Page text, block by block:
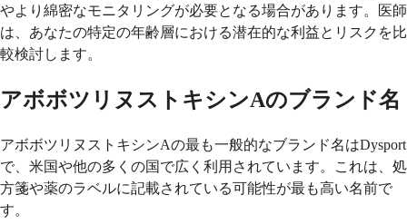
やより綿密なモニタリングが必要となる場合があります。医師
は、あなたの特定の年齢層における潜在的な利益とリスクを比
較検討します。
アボボツリヌストキシンAのブランド名
アボボツリヌストキシンAの最も一般的なブランド名はDysport
で、米国や他の多くの国で広く利用されています。これは、処
方箋や薬のラベルに記載されている可能性が最も高い名前で
す。